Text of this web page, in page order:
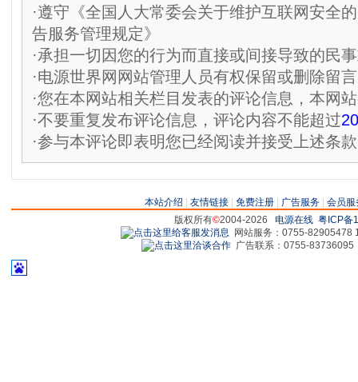
·遵守《全国人大常委会关于维护互联网安全
告服务管理规定》
·承担一切因您的行为而直接或间接导致的民
·电源世界网网站管理人员有权保留或删除留
·您在本网站相关栏目发表的评论信息，本网
·不要重复发布评论信息，评论内容不能超过
·参与本评论即表明您已经阅读并接受上述条款
本站介绍 友情链接 免费注册 广告服务
会员服
版权所有©2004-2026 电源在线 粤ICP备
网站服务：0755-82905478
广告联系：0755-